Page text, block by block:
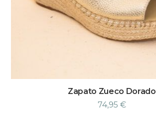
Zapato Zueco Dorado
74,95 €